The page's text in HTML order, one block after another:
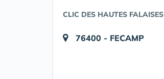
CLIC DES HAUTES FALAISES
76400 - FECAMP